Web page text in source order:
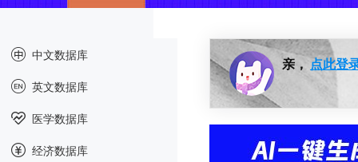
中文数据库
英文数据库
医学数据库
经济数据库
亲， 点此登